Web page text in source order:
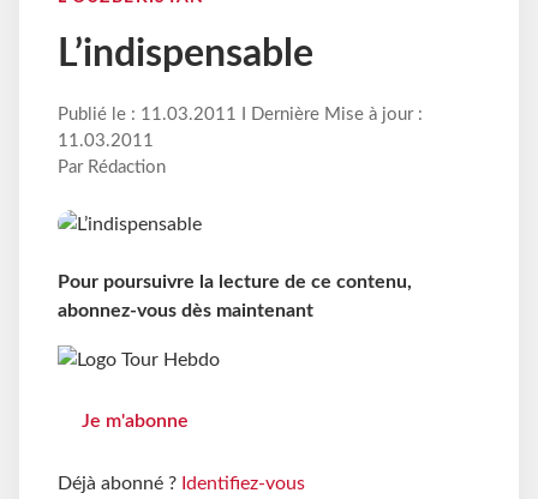
L’indispensable
Publié le : 11.03.2011 I Dernière Mise à jour :
11.03.2011
Par Rédaction
Pour poursuivre la lecture de ce contenu,
abonnez-vous dès maintenant
Je m'abonne
Déjà abonné ? Identifiez-vous